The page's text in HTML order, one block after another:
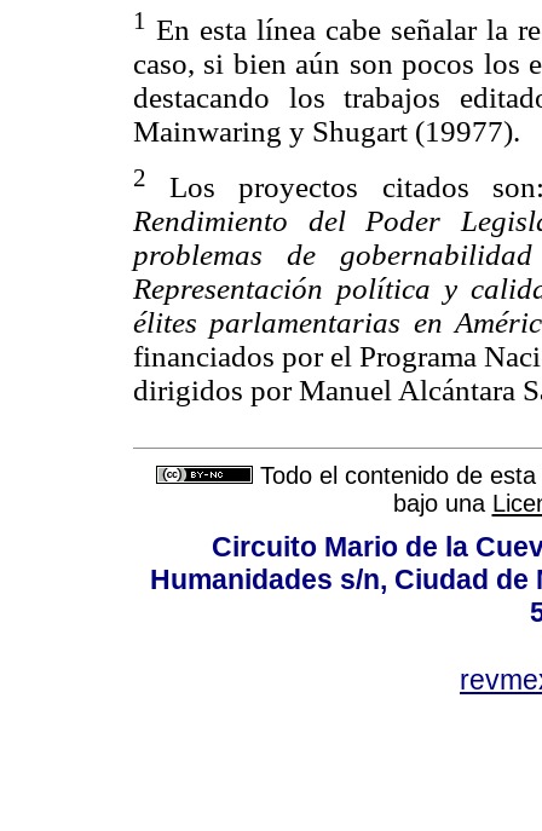
1 En esta línea cabe señalar la
caso, si bien aún son pocos los
destacando los trabajos
Mainwaring y Shugart (19977).
2
Los proyectos citados
Rendimiento del Poder
problemas de
Representación política y
élites parlamentarias en
financiados por el Programa
dirigidos por Manuel Alcántara
Todo el contenido de
bajo una
Circuito Mario de la
Humanidades s/n, Ciudad de